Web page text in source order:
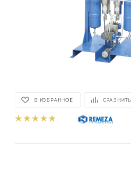
В ИЗБРАННОЕ СРАВНИТЬ